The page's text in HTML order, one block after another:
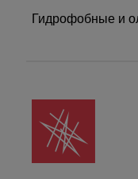
Гидрофобные и